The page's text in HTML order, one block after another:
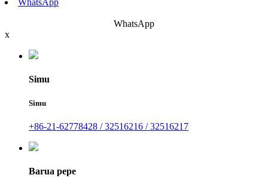
WhatsApp
WhatsApp
x
Simu
Simu
+86-21-62778428 / 32516216 / 32516217
Barua pepe